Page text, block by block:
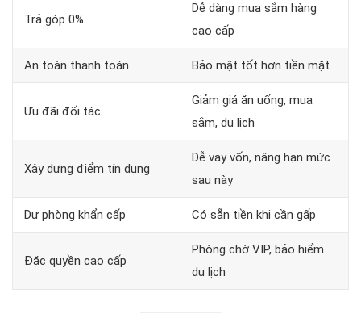
Trả góp 0%
Dễ dàng mua sắm hàng
cao cấp
An toàn thanh toán Bảo mật tốt hơn tiền mặt
Ưu đãi đối tác
Giảm giá ăn uống, mua
sắm, du lịch
Xây dựng điểm tín dụng
Dễ vay vốn, nâng hạn mức
sau này
Dự phòng khẩn cấp Có sẵn tiền khi cần gấp
Đặc quyền cao cấp
Phòng chờ VIP, bảo hiểm
du lịch